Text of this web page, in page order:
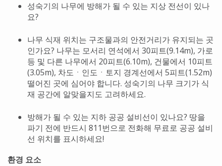
성숙기의 나무에 방해가 될 수 있는 지상 전선이 있나
요?
나무 식재 위치는 구조물과의 안전거리가 유지되는 곳
인가요? 나무는 모서리 연석에서 30피트(9.14m), 가로
등 및 다른 나무에서 20피트(6.10m), 건물에서 10피트
(3.05m), 차도ㆍ인도ㆍ토지 경계선에서 5피트(1.52m)
떨어진 곳에 심어야 합니다. 성숙기의 나무 크기가 식
재 공간에 알맞을지도 고려하세요.
방해가 될 수 있는 지하 공공 설비선이 있나요? 땅을
파기 전에 반드시 811번으로 전화해 무료로 공공 설비
선 위치를 표시하세요!
환경 요소